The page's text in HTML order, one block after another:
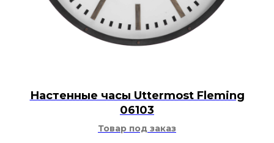
Настенные часы Uttermost Fleming
06103
Товар под заказ